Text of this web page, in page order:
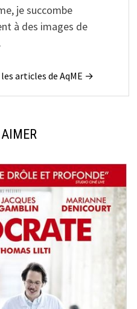
je succombe
à des images de
articles de AqME →